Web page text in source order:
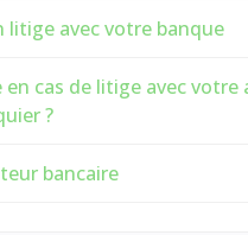
litige avec votre banque
en cas de litige avec votre
?
bancaire